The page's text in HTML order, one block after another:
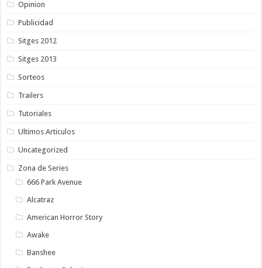
Opinion
Publicidad
Sitges 2012
Sitges 2013
Sorteos
Trailers
Tutoriales
Ultimos Articulos
Uncategorized
Zona de Series
666 Park Avenue
Alcatraz
American Horror Story
Awake
Banshee